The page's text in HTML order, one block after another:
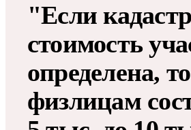
"Если
стоимость
определена,
физлицам